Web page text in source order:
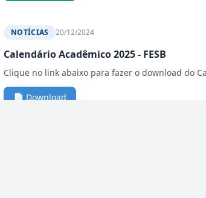
NOTÍCIAS 20/12/2024
Calendário Acadêmico 2025 - FESB
Clique no link abaixo para fazer o download do
📄 Download